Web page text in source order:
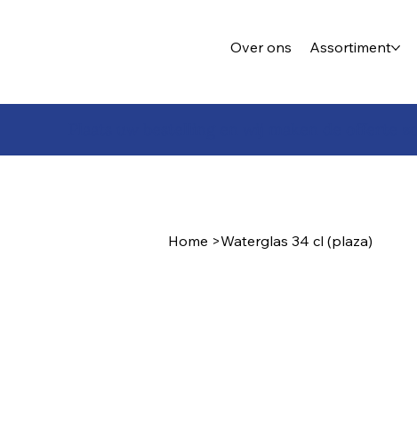
Over ons Assortiment
Home >Waterglas 34 cl (plaza)